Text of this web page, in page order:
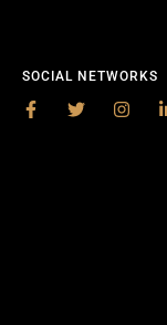
SOCIAL NETWORKS